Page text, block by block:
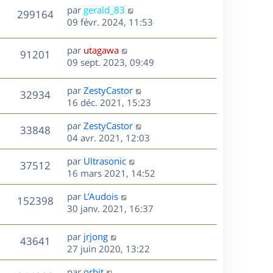
e
s
n
i
r
m
e
s
s
a
g
e
299164V
u
s
D
e
i
e
r
m
e
s
a
e
par gerald_83
09 févr. 2024, 11:53
91201
u
e
D
e
i
e
r
m
e
s
s
a
g
e
par utagawa
09 sept. 2023, 09:49
32934V
u
e
s
D
e
r
n
i
e
r
m
e
s
s
a
g
e
par ZestyCastor
16 déc. 2021, 15:23
33848V
u
e
s
D
e
r
n
i
e
r
m
e
s
s
a
par ZestyCastor
04 avr. 2021, 12:03
37512V
u
e
D
e
r
n
i
r
m
e
s
par Ultrasonic
16 mars 2021, 14:52
152398V
u
D
e
i
e
r
par L’Audois
30 janv. 2021, 16:37
43641
u
D
e
r
par jrjong
27 juin 2020, 13:22